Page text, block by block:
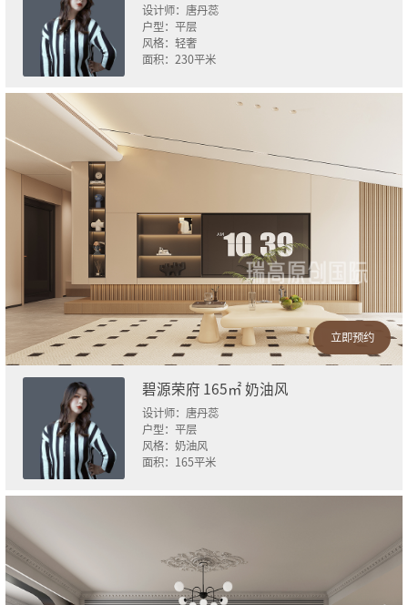
设计师：
唐丹蕊
户型： 平层
风格： 轻奢
面积： 230平米
立即预约
碧源荣府 165㎡ 奶油风
设计师：
唐丹蕊
户型： 平层
风格： 奶油风
面积：
165平米